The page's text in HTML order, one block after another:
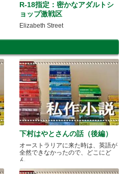
R-18指定：密かなアダルトシ
ョップ激戦区
Elizabeth Street
下村はやとさんの話（後編）
オーストラリアに来た時は、英語が
全然できなかったので、どこにど
ん.....